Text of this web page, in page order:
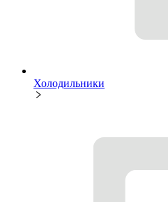
Холодильники